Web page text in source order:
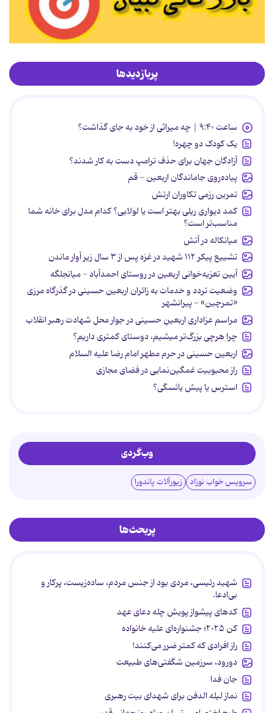
پربازدیدها
ساعت ۹:۴۰ | چه میراثی از خود به جای گذاشت؟
یک کودک دو چهره!
آزادگان جهان برای حذف ترامپ دست به کار شدند؟
پیاده‌روی جاماندگان اربعین - قم
تمرین رزمی تکاوران ارتش
کمد دیواری ریلی بهتر است یا لولایی؟ کدام مدل برای خانه شما
مناسب‌تر است؟
میانکاله در آتش
تشییع پیکر ۱۱۲ شهید در غزه پس از ۳ سال زیر آوار ماندن
آیین تعزیه‌خوانی اربعین در روستای احمدآباد - میانجلگه
وضعیت تردد و خدمات به زائران اربعین حسینی در گذرگاه مرزی
«تمرچین» - پیرانشهر
مراسم عزاداری اربعینِ حسینی در جوار محل شهادت رهبر انقلاب
چرا هرچی بزرگ‌تر میشیم، دوستای کمتری داریم؟
اربعین حسینی در حرم مطهر امام رضا علیه السلام
راز محبوبیت غمگین‌نمایی در فضای مجازی
استرس یا پیش یائسگی؟
وب‌گردی
سرویس خواب نوزاد زیورآلات پاندورا
پربحث‌ها
شهید رئیسی، مردی بود از جنس مردم، ساده‌زیست، پرکار و
بی‌ادعا.
کدهای پیشواز پویش چله دعای عهد
کن ۲۰۲۵؛ جشنواره‌ای علیه خانواده
راز افرادی که کمتر ضرر می‌کنند!
دورود، سرزمین شگفتی‌های طبیعت
جان فدا
نماز لیله الدفن برای شهدای بیت رهبری